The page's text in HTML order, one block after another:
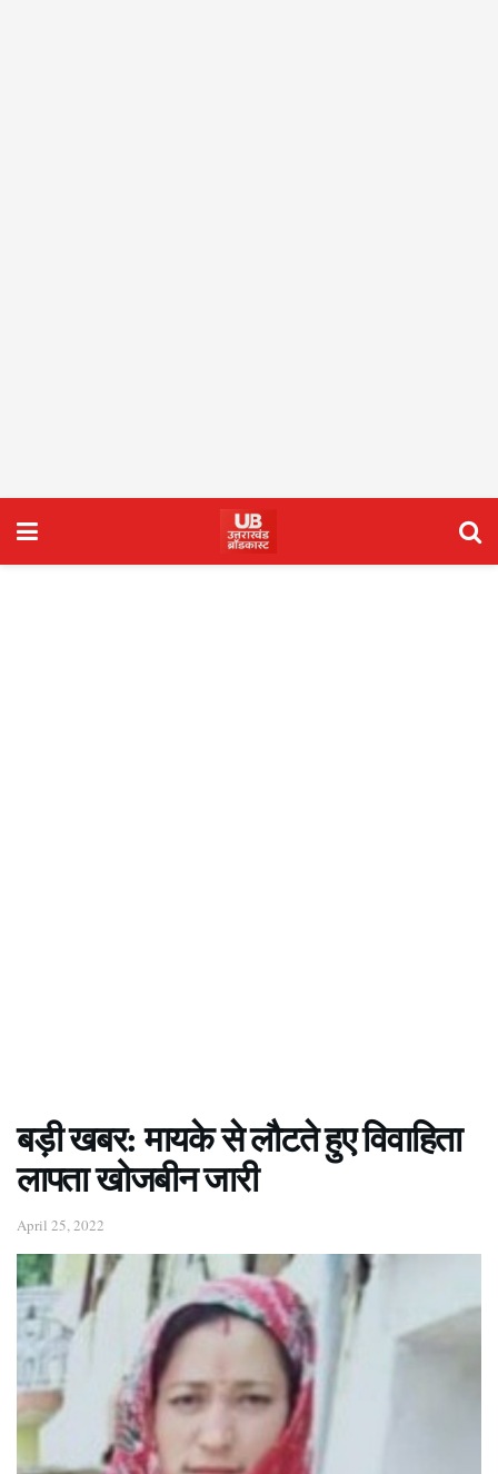
बड़ी खबर: मायके से लौटते हुए विवाहिता
लापता खोजबीन जारी
April 25, 2022